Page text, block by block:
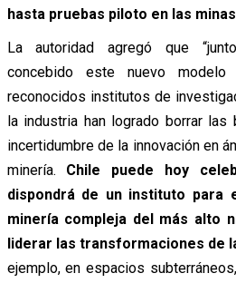
hasta pruebas piloto en las minas
La autoridad agregó que
concebido este nuevo
reconocidos institutos de
la industria han logrado borrar las
incertidumbre de la innovación en
minería. Chile puede hoy
dispondrá de un instituto para
minería compleja del más alto
liderar las transformaciones de
ejemplo, en espacios